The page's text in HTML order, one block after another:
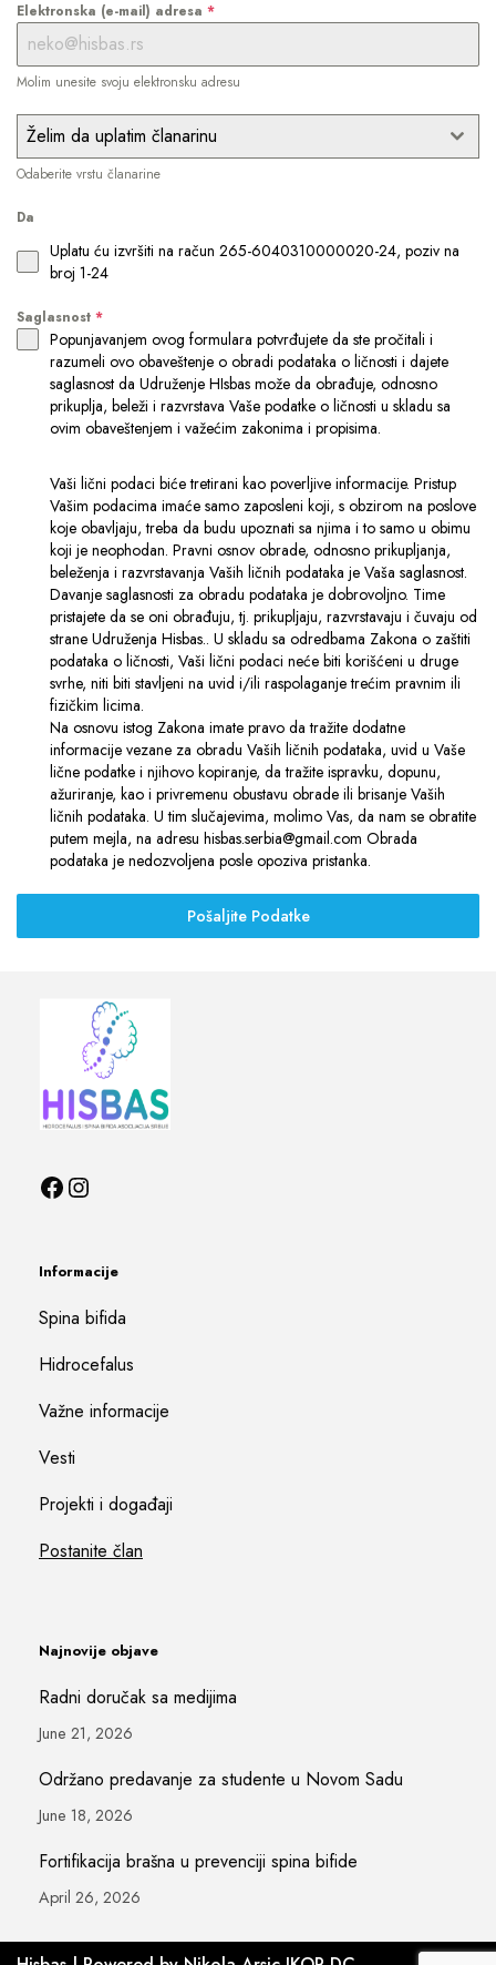
Elektronska (e-mail) adresa *
Molim unesite svoju elektronsku adresu
Želim da uplatim članarinu
Odaberite vrstu članarine
Da
Uplatu ću izvršiti na račun 265-6040310000020-24, poziv na
broj 1-24
Saglasnost *
Popunjavanjem ovog formulara potvrđujete da ste pročitali i
razumeli ovo obaveštenje o obradi podataka o ličnosti i dajete
saglasnost da Udruženje HIsbas može da obrađuje, odnosno
prikuplјa, beleži i razvrstava Vaše podatke o ličnosti u skladu sa
ovim obaveštenjem i važećim zakonima i propisima.
Vaši lični podaci biće tretirani kao poverlјive informacije. Pristup
Vašim podacima imaće samo zaposleni koji, s obzirom na poslove
koje obavlјaju, treba da budu upoznati sa njima i to samo u obimu
koji je neophodan. Pravni osnov obrade, odnosno prikuplјanja,
beleženja i razvrstavanja Vaših ličnih podataka je Vaša saglasnost.
Davanje saglasnosti za obradu podataka je dobrovolјno. Time
pristajete da se oni obrađuju, tj. prikuplјaju, razvrstavaju i čuvaju od
strane Udruženja Hisbas.. U skladu sa odredbama Zakona o zaštiti
podataka o ličnosti, Vaši lični podaci neće biti korišćeni u druge
svrhe, niti biti stavlјeni na uvid i/ili raspolaganje trećim pravnim ili
fizičkim licima.
Na osnovu istog Zakona imate pravo da tražite dodatne
informacije vezane za obradu Vaših ličnih podataka, uvid u Vaše
lične podatke i njihovo kopiranje, da tražite ispravku, dopunu,
ažuriranje, kao i privremenu obustavu obrade ili brisanje Vaših
ličnih podataka. U tim slučajevima, molimo Vas, da nam se obratite
putem mejla, na adresu hisbas.serbia@gmail.com Obrada
podataka je nedozvolјena posle opoziva pristanka.
Pošaljite Podatke
Informacije
Spina bifida
Hidrocefalus
Važne informacije
Vesti
Projekti i događaji
Postanite član
Najnovije objave
Radni doručak sa medijima
June 21, 2026
Održano predavanje za studente u Novom Sadu
June 18, 2026
Fortifikacija brašna u prevenciji spina bifide
April 26, 2026